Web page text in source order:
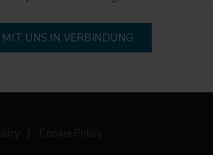
UNS IN VERBINDUNG
Cookie Policy